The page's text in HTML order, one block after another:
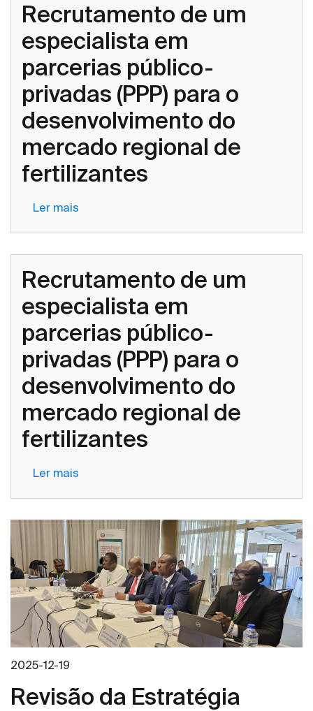
Recrutamento de um
especialista em
parcerias público-
privadas (PPP) para o
desenvolvimento do
mercado regional de
fertilizantes
Ler mais
especialista
em
parcerias
público-
(PPP)
para
desenvolvimento
do
Recrutamento de um
especialista em
parcerias público-
privadas (PPP) para o
desenvolvimento do
mercado regional de
fertilizantes
Ler mais
especialista
em
parcerias
público-
privadas
(PPP)
para
do
2025-12-19
Revisão da Estratégia